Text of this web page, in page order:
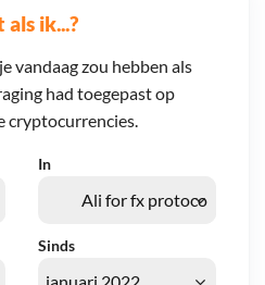
als ik...?
vandaag zou hebben als
had toegepast op
cryptocurrencies.
In
Sinds